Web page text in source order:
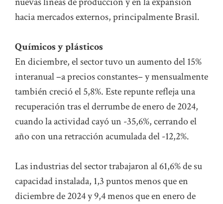
hacia mercados externos, principalmente Brasil.
Químicos y plásticos
En diciembre, el sector tuvo un aumento del 15%
interanual –a precios constantes– y mensualmente
también creció el 5,8%. Este repunte refleja una
recuperación tras el derrumbe de enero de 2024,
cuando la actividad cayó un -35,6%, cerrando el
año con una retracción acumulada del -12,2%.
Las industrias del sector trabajaron al 61,6% de su
capacidad instalada, 1,3 puntos menos que en
diciembre de 2024 y 9,4 menos que en enero de